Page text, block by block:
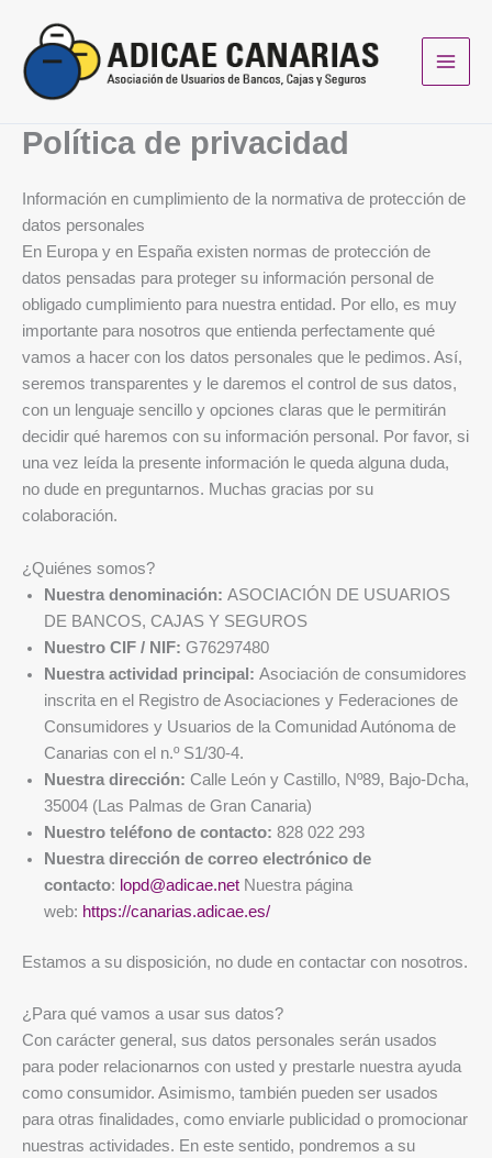
contenido
Política de privacidad
Información en cumplimiento de la normativa de protección de
datos personales
En Europa y en España existen normas de protección de
datos pensadas para proteger su información personal de
obligado cumplimiento para nuestra entidad. Por ello, es muy
importante para nosotros que entienda perfectamente qué
vamos a hacer con los datos personales que le pedimos. Así,
seremos transparentes y le daremos el control de sus datos,
con un lenguaje sencillo y opciones claras que le permitirán
decidir qué haremos con su información personal. Por favor, si
una vez leída la presente información le queda alguna duda,
no dude en preguntarnos. Muchas gracias por su
colaboración.
¿Quiénes somos?
Nuestra denominación: ASOCIACIÓN DE USUARIOS
DE BANCOS, CAJAS Y SEGUROS
Nuestro CIF / NIF: G76297480
Nuestra actividad principal: Asociación de consumidores
inscrita en el Registro de Asociaciones y Federaciones de
Consumidores y Usuarios de la Comunidad Autónoma de
Canarias con el n.º S1/30-4.
Nuestra dirección: Calle León y Castillo, Nº89, Bajo-Dcha,
35004 (Las Palmas de Gran Canaria)
Nuestro teléfono de contacto: 828 022 293
Nuestra dirección de correo electrónico de
contacto: lopd@adicae.net Nuestra página
web: https://canarias.adicae.es/
Estamos a su disposición, no dude en contactar con nosotros.
¿Para qué vamos a usar sus datos?
Con carácter general, sus datos personales serán usados
para poder relacionarnos con usted y prestarle nuestra ayuda
como consumidor. Asimismo, también pueden ser usados
para otras finalidades, como enviarle publicidad o promocionar
nuestras actividades. En este sentido, pondremos a su